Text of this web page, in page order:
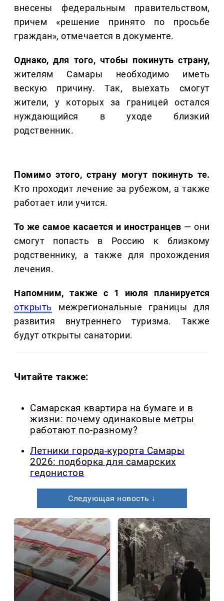
внесены федеральным правительством,
причем «решение принято по просьбе
граждан», отмечается в документе.
Однако, для того, чтобы покинуть страну,
жителям Самары необходимо иметь
вескую причину. Так, выехать смогут
жители, у которых за границей остался
нуждающийся в уходе близкий
родственник.
Помимо этого, страну могут покинуть те.
Кто проходит лечение за рубежом, а также
работает или учится.
То же самое касается и иностранцев — они
смогут попасть в Россию к близкому
родственнику, а также для прохождения
лечения.
Напомним, также с 1 июля планируется
открыть межрегиональные границы для
развития внутреннего туризма. Также
будут открыты санатории.
Читайте также:
Самарская квартира на бумаге и в
жизни: почему одинаковые метры
работают по-разному?
Летники города-курорта Самары
2026: подборка для самарских
гедонистов
Следующая новость ↓